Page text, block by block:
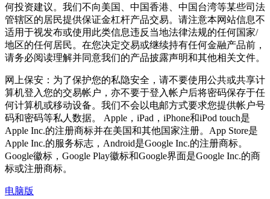
何投资建议。我们不向美国、中国香港、中国台湾等某些司法
管辖区的居民提供保证金杠杆产品交易。请注意本网站信息不
适用于视发布或使用此类信息违反当地法律法规的任何国家/
地区的任何居民。在您决定交易或继续持有任何金融产品前，
请务必阅读理解并同意我们的产品披露声明和其他相关文件。
网上保安：为了保护您的私隐安全，请不要使用公共或共享计
算机登入您的交易帐户，亦不要于登入帐户后将密码保存于任
何计算机或移动设备。我们不会以电邮方式要求您提供帐户号
码和密码等私人数据。 Apple，iPad，iPhone和iPod touch是
Apple Inc.的注册商标并在美国和其他国家注册。App Store是
Apple Inc.的服务标志，Android是Google Inc.的注册商标。
Google徽标，Google Play徽标和Google界面是Google Inc.的商
标或注册商标。
电脑版